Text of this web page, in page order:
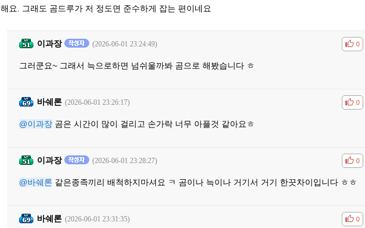
요. 그래도 곰드루가 저 정도면 준수하게 잡는 편이네요
이과장 (2026-06-01 23:24:49) 비공감
0
그러쿤요~ 그래서 늑으로하면 넘쉬울까봐 곰으로 해봤습니다 ㅎ
바쉐론 (2026-06-01 23:26:17) 비공감
0
@이과장 곰은 시간이 많이 걸리고 손가락 너무 아플것 같아요ㅎ
이과장 (2026-06-01 23:28:27) 비공감
0
@바쉐론 같은종족끼리 배척하지마셔요 ㅋ 곰이나 늑이나 거기서 거기 한끗차이입니다 ㅎㅎ
바쉐론 (2026-06-01 23:31:35) 비공감
0